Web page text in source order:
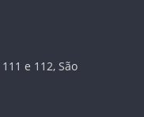
e 112, São